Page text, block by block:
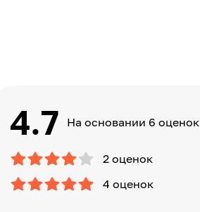
4.7 На основании 6 оценок
2 оценок
4 оценок